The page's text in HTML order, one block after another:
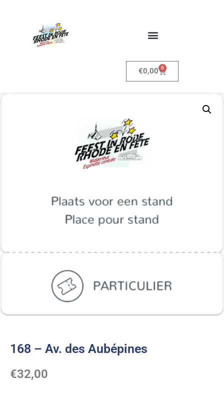
€0,00 0
168 – Av. des Aubépines
€32,00